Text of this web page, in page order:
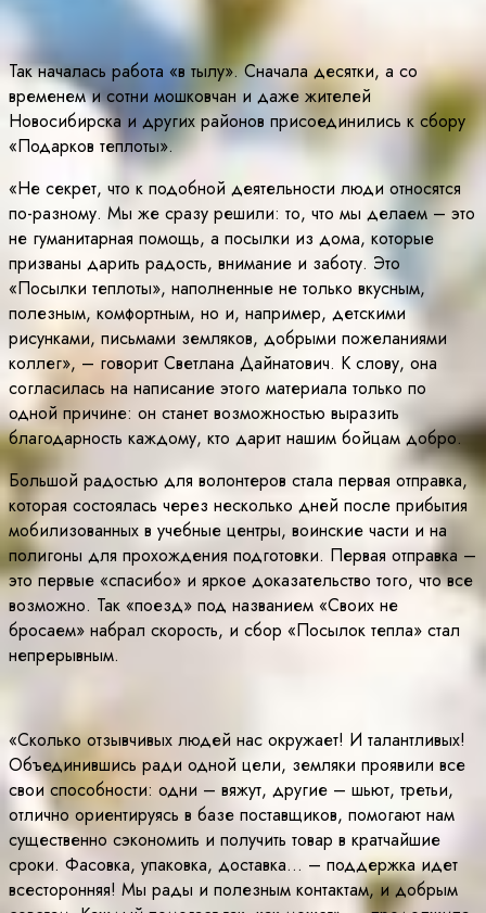
Так началась работа «в тылу». Сначала десятки, а со
временем и сотни мошковчан и даже жителей
Новосибирска и других районов присоединились к сбору
«Подарков теплоты».
«Не секрет, что к подобной деятельности люди относятся
по-разному. Мы же сразу решили: то, что мы делаем – это
не гуманитарная помощь, а посылки из дома, которые
призваны дарить радость, внимание и заботу. Это
«Посылки теплоты», наполненные не только вкусным,
полезным, комфортным, но и, например, детскими
рисунками, письмами земляков, добрыми пожеланиями
коллег», – говорит Светлана Дайнатович. К слову, она
согласилась на написание этого материала только по
одной причине: он станет возможностью выразить
благодарность каждому, кто дарит нашим бойцам добро.
Большой радостью для волонтеров стала первая отправка,
которая состоялась через несколько дней после прибытия
мобилизованных в учебные центры, воинские части и на
полигоны для прохождения подготовки. Первая отправка –
это первые «спасибо» и яркое доказательство того, что все
возможно. Так «поезд» под названием «Своих не
бросаем» набрал скорость, и сбор «Посылок тепла» стал
непрерывным.
«Сколько отзывчивых людей нас окружает! И талантливых!
Объединившись ради одной цели, земляки проявили все
свои способности: одни – вяжут, другие – шьют, третьи,
отлично ориентируясь в базе поставщиков, помогают нам
существенно сэкономить и получить товар в кратчайшие
сроки. Фасовка, упаковка, доставка… – поддержка идет
всесторонняя! Мы рады и полезным контактам, и добрым